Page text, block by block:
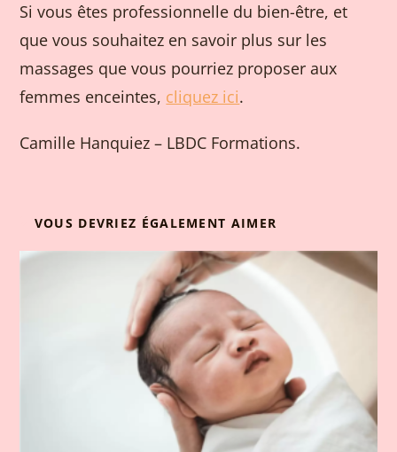
Si vous êtes professionnelle du bien-être, et
que vous souhaitez en savoir plus sur les
massages que vous pourriez proposer aux
femmes enceintes, cliquez ici.
Camille Hanquiez – LBDC Formations.
VOUS DEVRIEZ ÉGALEMENT AIMER